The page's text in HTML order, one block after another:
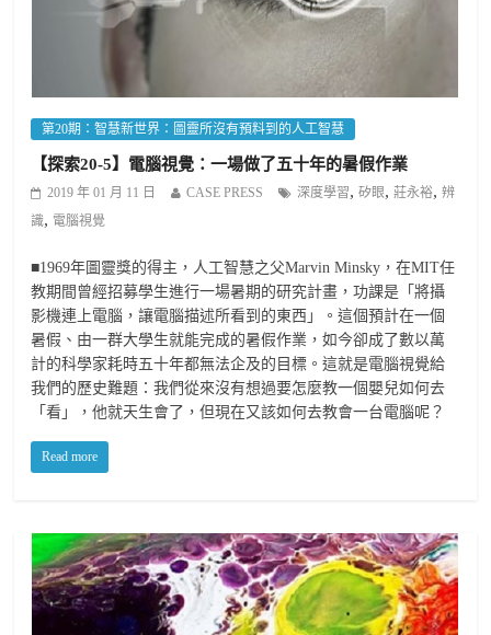
第20期：智慧新世界：圖靈所沒有預料到的人工智慧
【探索20-5】電腦視覺：一場做了五十年的暑假作業
2019 年 01 月 11 日 CASE PRESS 深度學習,矽眼,莊永裕,辨
識, 電腦視覺
■1969年圖靈獎的得主，人工智慧之父Marvin Minsky，在MIT任
教期間曾經招募學生進行一場暑期的研究計畫，功課是「將攝
影機連上電腦，讓電腦描述所看到的東西」。這個預計在一個
暑假、由一群大學生就能完成的暑假作業，如今卻成了數以萬
計的科學家耗時五十年都無法企及的目標。這就是電腦視覺給
我們的歷史難題：我們從來沒有想過要怎麼教一個嬰兒如何去
「看」，他就天生會了，但現在又該如何去教會一台電腦呢？
Read more